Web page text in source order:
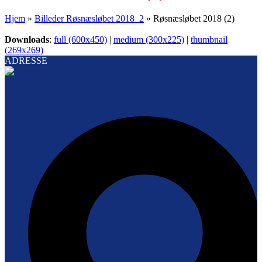
Hjem » Billeder Røsnæsløbet 2018_2 » Røsnæsløbet 2018 (2)
Downloads: full (600x450) | medium (300x225) | thumbnail
(269x269)
ADRESSE